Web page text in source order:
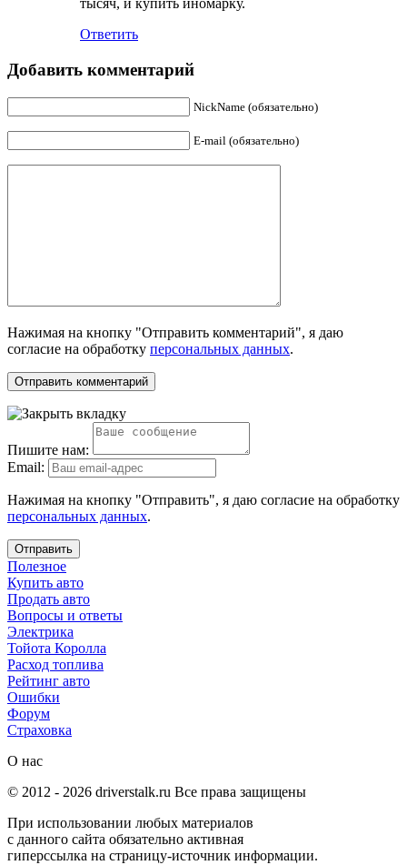
тысяч, и купить иномарку.
Ответить
Добавить комментарий
NickName (обязательно)
E-mail (обязательно)
Нажимая на кнопку "Отправить комментарий", я даю
согласие на обработку персональных данных.
Пишите нам:
Email:
Нажимая на кнопку "Отправить", я даю согласие на обработку
персональных данных.
Отправить
Полезное
Купить авто
Продать авто
Вопросы и ответы
Электрика
Тойота Королла
Расход топлива
Рейтинг авто
Ошибки
Форум
Страховка
О нас
© 2012 - 2026 driverstalk.ru Все права защищены
При использовании любых материалов
с данного сайта обязательно активная
гиперссылка на страницу-источник информации.